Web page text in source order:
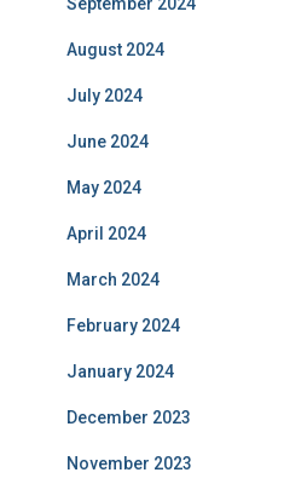
August 2024
July 2024
June 2024
May 2024
April 2024
March 2024
February 2024
January 2024
December 2023
November 2023